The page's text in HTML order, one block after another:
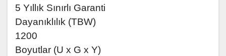
5 Yıllık Sınırlı Garanti
Dayanıklılık (TBW)
1200
Boyutlar (U x G x Y)